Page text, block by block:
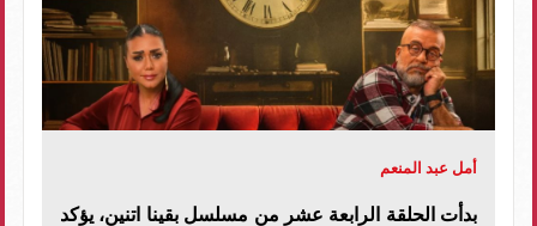
أمل عبد المنعم
بدأت الحلقة الرابعة عشر من مسلسل بقينا اتنين، يؤكد